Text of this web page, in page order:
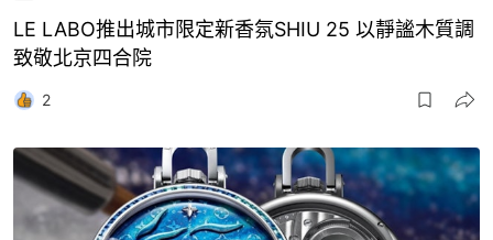
LE LABO推出城市限定新香氛SHIU 25 以靜謐木質調
致敬北京四合院
2